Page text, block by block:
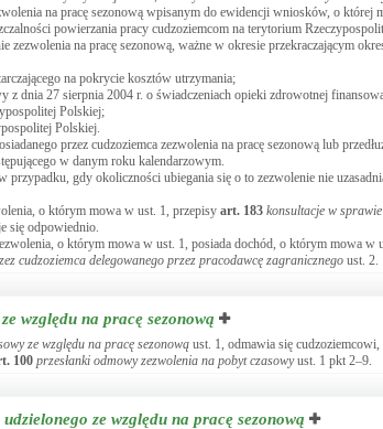
na pracę sezonową wpisanym do ewidencji wniosków, o której
powierzania pracy cudzoziemcom na terytorium
zezwolenia na pracę sezonową, ważne w okresie przekraczającym
na pokrycie kosztów utrzymania;
z dnia 27 sierpnia 2004 r. o świadczeniach opieki zdrowotnej
Polskiej;
Polskiej.
przez cudzoziemca zezwolenia na pracę sezonową lub
w danym roku kalendarzowym.
gdy okoliczności ubiegania się o to zezwolenie nie
o którym mowa w ust. 1, przepisy art. 183 konsultacje w
się odpowiednio.
o którym mowa w ust. 1, posiada dochód, o którym mowa w
cudzoziemca delegowanego przez pracodawcę zagranicznego ust. 2.
względu na pracę sezonową
ze względu na pracę sezonową ust. 1, odmawia się
100 przesłanki odmowy zezwolenia na pobyt czasowyust. 1 pkt 2–9.
ze względu na pracę sezonową